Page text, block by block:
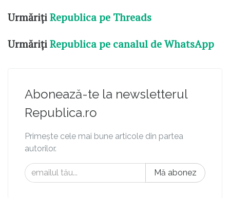
UrmărițiRepublica pe Threads
UrmărițiRepublica pe canalul de WhatsApp
Abonează-te la newsletterul
Republica.ro
Primește cele mai bune articole din partea
autorilor.
Mă abonez